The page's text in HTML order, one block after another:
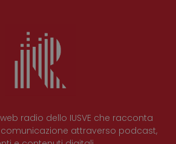
radio dello IUSVE che racconta
attraverso podcast,